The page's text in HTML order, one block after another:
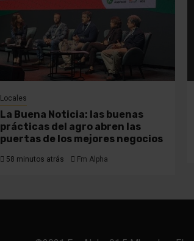
Locales
La Buena Noticia: las buenas
prácticas del agro abren las
puertas de los mejores negocios
58 minutos atrás Fm Alpha